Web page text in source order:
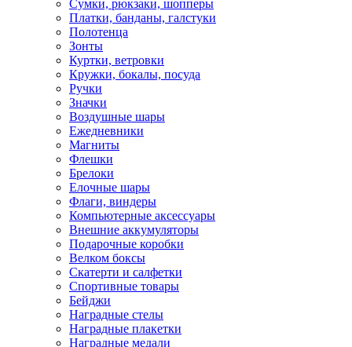
Cумки, рюкзаки, шопперы
Платки, банданы, галстуки
Полотенца
Зонты
Куртки, ветровки
Кружки, бокалы, посуда
Ручки
Значки
Воздушные шары
Ежедневники
Магниты
Флешки
Брелоки
Елочные шары
Флаги, виндеры
Компьютерные аксессуары
Внешние аккумуляторы
Подарочные коробки
Велком боксы
Скатерти и салфетки
Спортивные товары
Бейджи
Наградные стелы
Наградные плакетки
Наградные медали